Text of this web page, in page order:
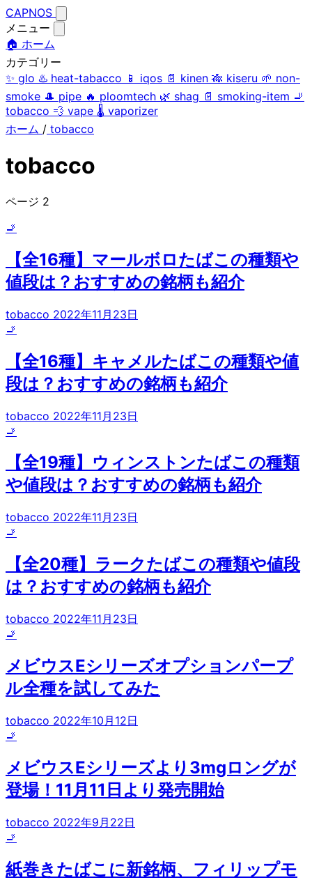
CAPNOS
メニュー
🏠 ホーム
カテゴリー
✨ glo ♨️ heat-tabacco 📱 iqos 📄 kinen 🎋 kiseru 🌱 non-
smoke 🎩 pipe 🔥 ploomtech 🌿 shag 📄 smoking-item 🚬
tobacco 💨 vape 🌡️ vaporizer
ホーム / tobacco
tobacco
ページ 2
🚬
【全16種】マールボロたばこの種類や
値段は？おすすめの銘柄も紹介
tobacco 2022年11月23日
🚬
【全16種】キャメルたばこの種類や値
段は？おすすめの銘柄も紹介
tobacco 2022年11月23日
🚬
【全19種】ウィンストンたばこの種類
や値段は？おすすめの銘柄も紹介
tobacco 2022年11月23日
🚬
【全20種】ラークたばこの種類や値段
は？おすすめの銘柄も紹介
tobacco 2022年11月23日
🚬
メビウスEシリーズオプションパープ
ル全種を試してみた
tobacco 2022年10月12日
🚬
メビウスEシリーズより3mgロングが
登場！11月11日より発売開始
tobacco 2022年9月22日
🚬
紙巻きたばこに新銘柄、フィリップモ